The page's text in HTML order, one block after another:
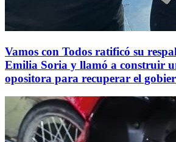
Vamos con Todos ratificó su
Emilia Soria y llamó a construir
opositora para recuperar el